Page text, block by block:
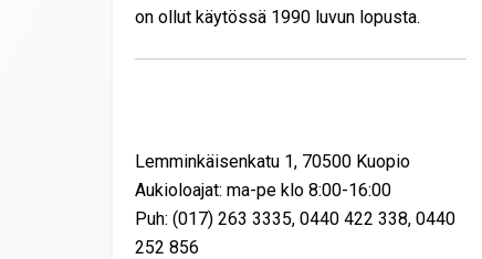
on ollut käytössä 1990 luvun lopusta.
Lemminkäisenkatu 1, 70500 Kuopio
Aukioloajat: ma-pe klo 8:00-16:00
Puh: (017) 263 3335, 0440 422 338, 0440
252 856